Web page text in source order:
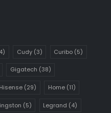
Cudy(3) Curibo (5)
Gigatech (38)
Hisense (29) Home(11)
(5) Legrand (4)